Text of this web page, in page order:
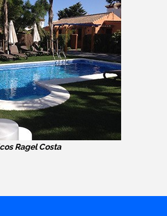
Ragel Costa